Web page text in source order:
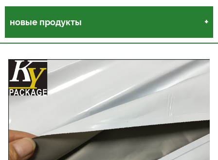
новые продукты